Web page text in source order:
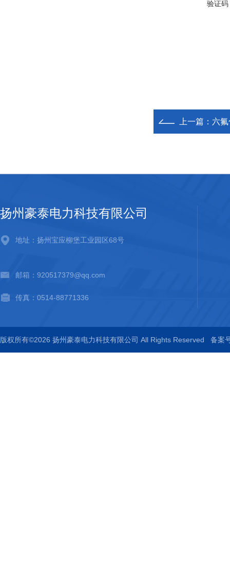
验证码
上一篇： 六
扬州豪泰电力科技有限公司
地址：扬州宝应柳堡工业园区68号
邮箱：920517379@qq.com
传真：0514-88771336
版权所有©2026 扬州豪泰电力科技有限公司 All Rights Reserved 备案